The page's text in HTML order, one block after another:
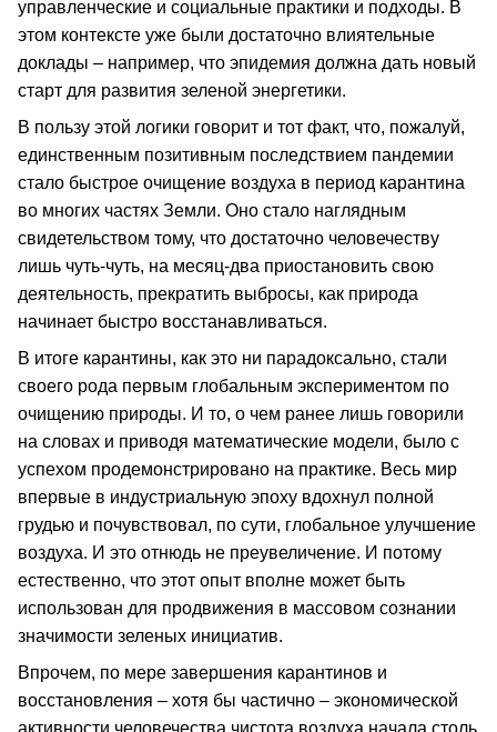
управленческие и социальные практики и подходы. В
этом контексте уже были достаточно влиятельные
доклады – например, что эпидемия должна дать новый
старт для развития зеленой энергетики.
В пользу этой логики говорит и тот факт, что, пожалуй,
единственным позитивным последствием пандемии
стало быстрое очищение воздуха в период карантина
во многих частях Земли. Оно стало наглядным
свидетельством тому, что достаточно человечеству
лишь чуть-чуть, на месяц-два приостановить свою
деятельность, прекратить выбросы, как природа
начинает быстро восстанавливаться.
В итоге карантины, как это ни парадоксально, стали
своего рода первым глобальным экспериментом по
очищению природы. И то, о чем ранее лишь говорили
на словах и приводя математические модели, было с
успехом продемонстрировано на практике. Весь мир
впервые в индустриальную эпоху вдохнул полной
грудью и почувствовал, по сути, глобальное улучшение
воздуха. И это отнюдь не преувеличение. И потому
естественно, что этот опыт вполне может быть
использован для продвижения в массовом сознании
значимости зеленых инициатив.
Впрочем, по мере завершения карантинов и
восстановления – хотя бы частично – экономической
активности человечества чистота воздуха начала столь